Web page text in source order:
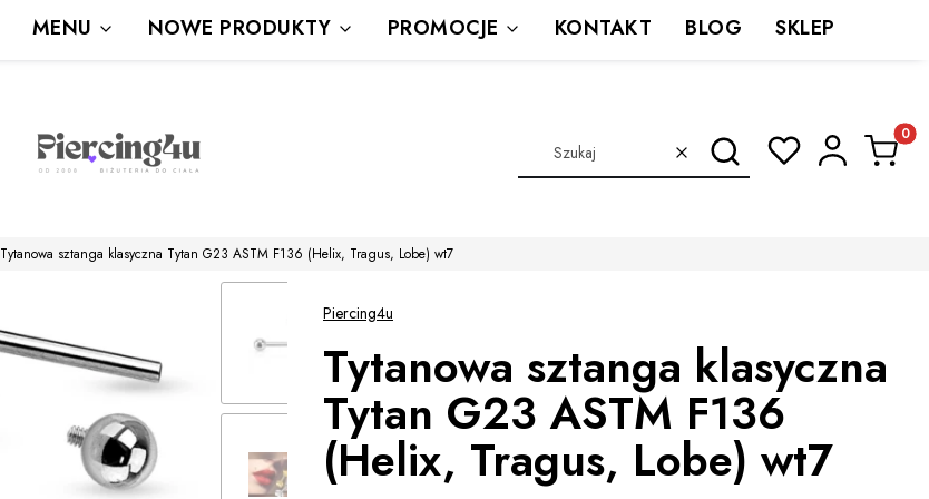
Wysyłka Gratis powyżej 80 zł
WyczyśćSzukaj
MENU NOWE PRODUKTY PROMOCJE KONTAKT BLOG SKLEP
Tytanowa sztanga klasyczna Tytan G23 ASTM F136 (Helix, Tragus, Lobe) wt7
Piercing4u
Tytanowa sztanga klasyczna
Tytan G23 ASTM F136
(Helix, Tragus, Lobe) wt7